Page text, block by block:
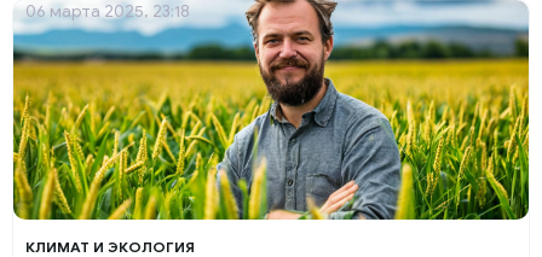
КЛИМАТ И ЭКОЛОГИЯ
06 марта 2025, 23:18